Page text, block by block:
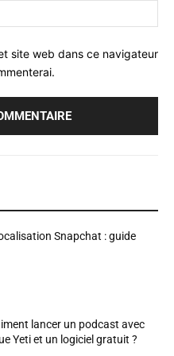
:
site web dans ce navigateur
Snapchat : guide
lancer un podcast avec
Yeti et un logiciel gratuit ?